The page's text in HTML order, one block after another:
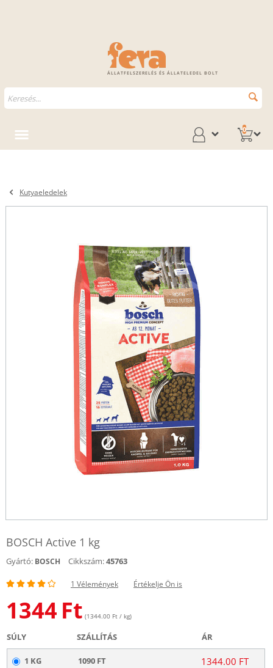
ÁLLATFELSZERELÉS ÉS ÁLLATELEDEL BOLT
0
Kutyaeledelek
BOSCH Active 1 kg
Gyártó: BOSCH Cikkszám:45763
1 Vélemények Értékelje Ön is
1344 Ft (1344.00 Ft / kg)
SÚLY SZÁLLÍTÁS ÁR
1 KG 1090 FT 1344.00 FT